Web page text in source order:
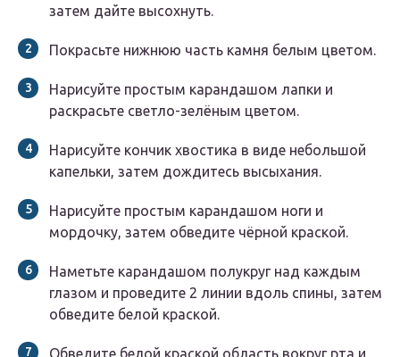
затем дайте высохнуть.
Покрасьте нижнюю часть камня белым цветом.
Нарисуйте простым карандашом лапки и
раскрасьте светло-зелёным цветом.
Нарисуйте кончик хвостика в виде небольшой
капельки, затем дождитесь высыхания.
Нарисуйте простым карандашом ноги и
мордочку, затем обведите чёрной краской.
Наметьте карандашом полукруг над каждым
глазом и проведите 2 линии вдоль спины, затем
обведите белой краской.